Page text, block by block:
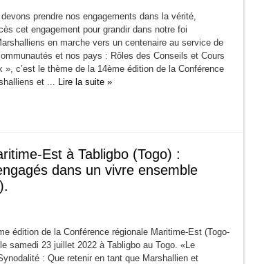
prendre nos engagements dans la vérité,
cet engagement pour grandir dans notre foi
en marche vers un centenaire au service de
et nos pays : Rôles des Conseils et Cours
», c’est le thème de la 14ème édition de la Conférence
et ... Lire la suite »
Est à Tabligbo (Togo) :
dans un vivre ensemble
édition de la Conférence régionale Maritime-Est (Togo-
samedi 23 juillet 2022 à Tabligbo au Togo. «Le
: Que retenir en tant que Marshallien et